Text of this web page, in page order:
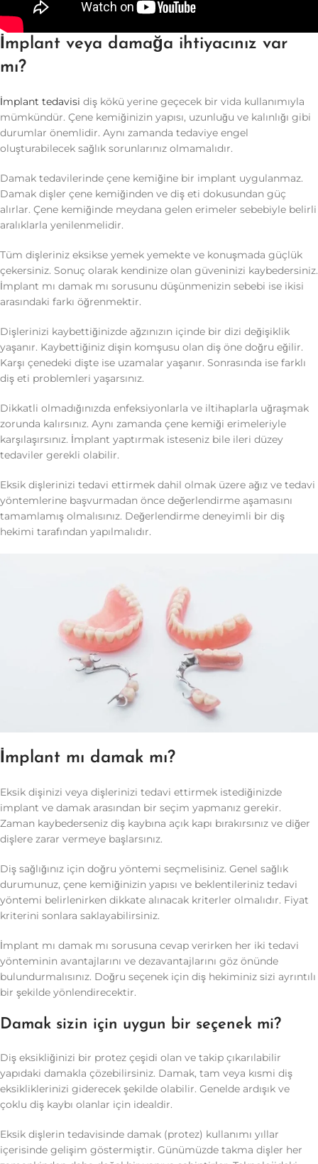
İmplant veya damağa ihtiyacınız var
mı?
İmplant tedavisi diş kökü yerine geçecek bir vida kullanımıyla
mümkündür. Çene kemiğinizin yapısı, uzunluğu ve kalınlığı gibi
durumlar önemlidir. Aynı zamanda tedaviye engel
oluşturabilecek sağlık sorunlarınız olmamalıdır.
Damak tedavilerinde çene kemiğine bir implant uygulanmaz.
Damak dişler çene kemiğinden ve diş eti dokusundan güç
alırlar. Çene kemiğinde meydana gelen erimeler sebebiyle belirli
aralıklarla yenilenmelidir.
Tüm dişleriniz eksikse yemek yemekte ve konuşmada güçlük
çekersiniz. Sonuç olarak kendinize olan güveninizi kaybedersiniz.
İmplant mı damak mı sorusunu düşünmenizin sebebi ise ikisi
arasındaki farkı öğrenmektir.
Dişlerinizi kaybettiğinizde ağzınızın içinde bir dizi değişiklik
yaşanır. Kaybettiğiniz dişin komşusu olan diş öne doğru eğilir.
Karşı çenedeki dişte ise uzamalar yaşanır. Sonrasında ise farklı
diş eti problemleri yaşarsınız.
Dikkatli olmadığınızda enfeksiyonlarla ve iltihaplarla uğraşmak
zorunda kalırsınız. Aynı zamanda çene kemiği erimeleriyle
karşılaşırsınız. İmplant yaptırmak isteseniz bile ileri düzey
tedaviler gerekli olabilir.
Eksik dişlerinizi tedavi ettirmek dahil olmak üzere ağız ve tedavi
yöntemlerine başvurmadan önce değerlendirme aşamasını
tamamlamış olmalısınız. Değerlendirme deneyimli bir diş
hekimi tarafından yapılmalıdır.
İmplant mı damak mı?
Eksik dişinizi veya dişlerinizi tedavi ettirmek istediğinizde
implant ve damak arasından bir seçim yapmanız gerekir.
Zaman kaybederseniz diş kaybına açık kapı bırakırsınız ve diğer
dişlere zarar vermeye başlarsınız.
Diş sağlığınız için doğru yöntemi seçmelisiniz. Genel sağlık
durumunuz, çene kemiğinizin yapısı ve beklentileriniz tedavi
yöntemi belirlenirken dikkate alınacak kriterler olmalıdır. Fiyat
kriterini sonlara saklayabilirsiniz.
İmplant mı damak mı sorusuna cevap verirken her iki tedavi
yönteminin avantajlarını ve dezavantajlarını göz önünde
bulundurmalısınız. Doğru seçenek için diş hekiminiz sizi ayrıntılı
bir şekilde yönlendirecektir.
Damak sizin için uygun bir seçenek mi?
Diş eksikliğinizi bir protez çeşidi olan ve takip çıkarılabilir
yapıdaki damakla çözebilirsiniz. Damak, tam veya kısmi diş
eksikliklerinizi giderecek şekilde olabilir. Genelde ardışık ve
çoklu diş kaybı olanlar için idealdir.
Eksik dişlerin tedavisinde damak (protez) kullanımı yıllar
içerisinde gelişim göstermiştir. Günümüzde takma dişler her